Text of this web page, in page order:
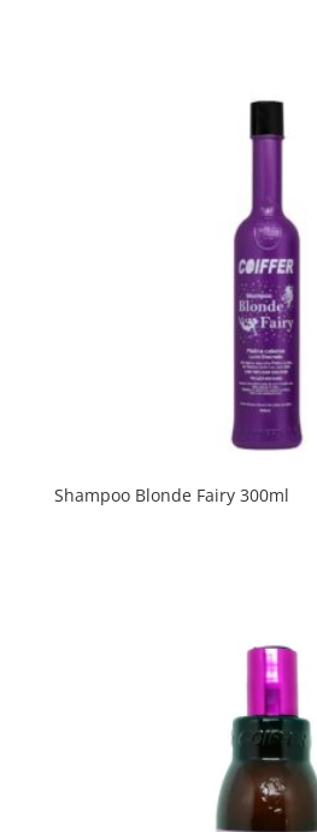
Shampoo Blonde Fairy 300ml